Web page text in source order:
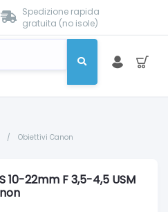
Spedizione rapida
gratuita (no isole)
/ Obiettivi Canon
22mm F 3,5-4,5 USM